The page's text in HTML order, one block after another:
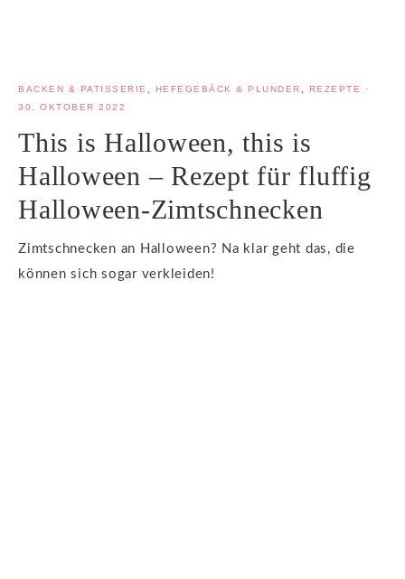
BACKEN & PATISSERIE, HEFEGEBÄCK & PLUNDER, REZEPTE ·
30. OKTOBER 2022
This is Halloween, this is
Halloween – Rezept für fluffig
Halloween-Zimtschnecken
Zimtschnecken an Halloween? Na klar geht das, die
können sich sogar verkleiden!